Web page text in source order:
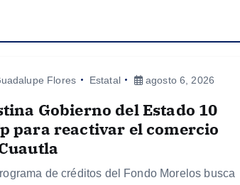
Flores Estatal agosto 6, 2026
Gobierno del Estado 10
para reactivar el comercio
de créditos del Fondo Morelos busca